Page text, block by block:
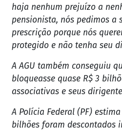
haja nenhum prejuízo a
pensionista, nós pedimos a
prescrição porque nós
protegido e não tenha seu
A AGU também conseguiu
bloqueasse quase R$ 3
associativas e seus
A Polícia Federal (PF)
bilhões foram descontados